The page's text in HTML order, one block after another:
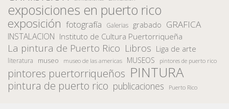
exposiciones en puerto rico
exposición fotografía Galerias grabado GRAFICA
INSTALACION Instituto de Cultura Puertorriqueña
La pintura de Puerto Rico Libros Liga de arte
literatura museo museo de las americas MUSEOS pintores de puerto rico
pintores puertorriqueños PINTURA
pintura de puerto rico publicaciones Puerto Rico